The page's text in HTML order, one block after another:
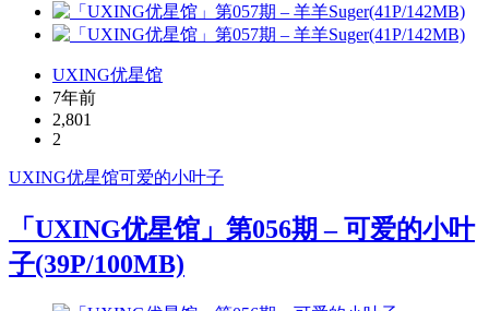
UXING优星馆
7年前
2,801
2
UXING优星馆可爱的小叶子
「UXING优星馆」第056期 – 可爱的小叶
子(39P/100MB)